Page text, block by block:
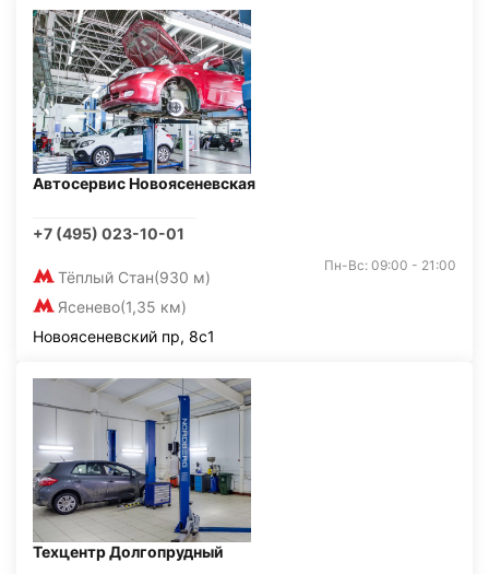
Автосервис Новоясеневская
+7 (495) 023-10-01
Тёплый Стан(930 м)
Ясенево(1,35 км)
Пн-Вс: 09:00 - 21:00
Новоясеневский пр, 8с1
Техцентр Долгопрудный